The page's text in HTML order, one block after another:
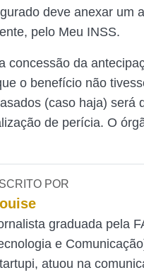
deve anexar um
pelo Meu INSS.
concessão da
o benefício não
(caso haja) será
de perícia. O
POR
graduada pela
e
atuou na